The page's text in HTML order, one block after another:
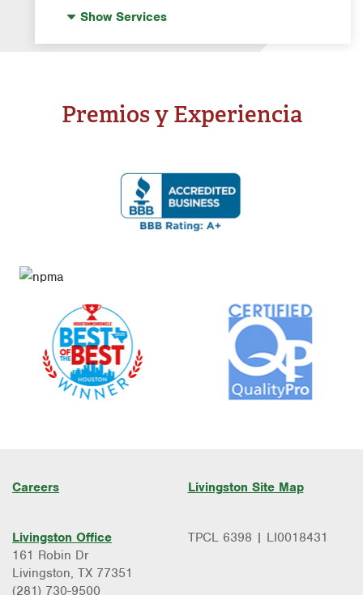
Ant Control
Tick & Flea Control
Wasp & Bee Removal
ShowServices
Premios y Experiencia
Careers Livingston Site Map
Livingston Office
161 Robin Dr
Livingston, TX 77351
(281) 730-9500
TPCL 6398 | LI0018431